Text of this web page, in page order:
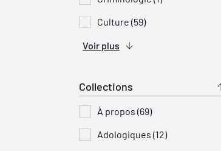
Culture (59)
Voir plus
Collections
À propos (69)
Adologiques (12)